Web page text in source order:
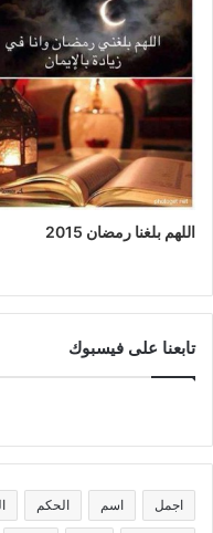
اللهم بلغنا رمضان 2015
تابعنا على فيسبوك
اجمل اسم الحكم